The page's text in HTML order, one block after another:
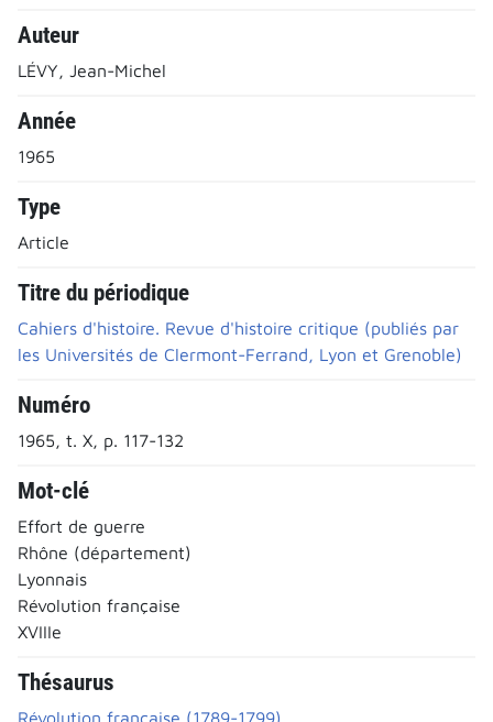
Auteur
LÉVY, Jean-Michel
Année
1965
Type
Article
Titre du périodique
Cahiers d'histoire. Revue d'histoire critique (publiés par
les Universités de Clermont-Ferrand, Lyon et Grenoble)
Numéro
1965, t. X, p. 117-132
Mot-clé
Effort de guerre
Rhône (département)
Lyonnais
Révolution française
XVIIIe
Thésaurus
Révolution française (1789-1799)